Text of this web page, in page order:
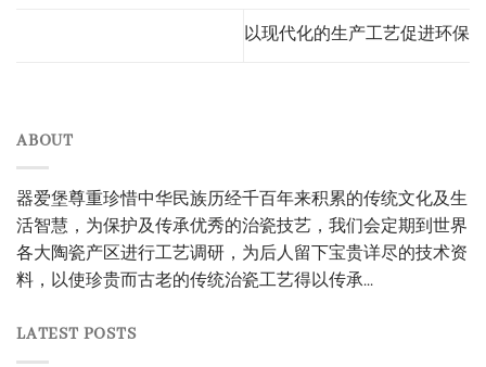
以现代化的生产工艺促进环保
ABOUT
器爱堡尊重珍惜中华民族历经千百年来积累的传统文化及生
活智慧，为保护及传承优秀的治瓷技艺，我们会定期到世界
各大陶瓷产区进行工艺调研，为后人留下宝贵详尽的技术资
料，以使珍贵而古老的传统治瓷工艺得以传承...
LATEST POSTS